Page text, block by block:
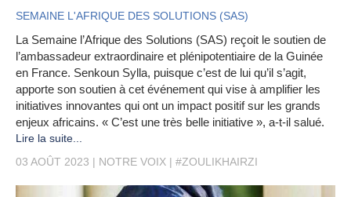
SEMAINE L'AFRIQUE DES SOLUTIONS (SAS)
La Semaine l’Afrique des Solutions (SAS) reçoit le soutien de
l’ambassadeur extraordinaire et plénipotentiaire de la Guinée
en France. Senkoun Sylla, puisque c’est de lui qu’il s’agit,
apporte son soutien à cet événement qui vise à amplifier les
initiatives innovantes qui ont un impact positif sur les grands
enjeux africains. « C’est une très belle initiative », a-t-il salué.
Lire la suite...
03 AOÛT 2023
NOTRE VOIX #ZOULIKHAIRZI